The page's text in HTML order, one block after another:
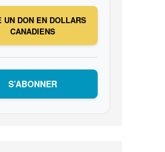
UN DON EN DOLLARS
CANADIENS
S’ABONNER